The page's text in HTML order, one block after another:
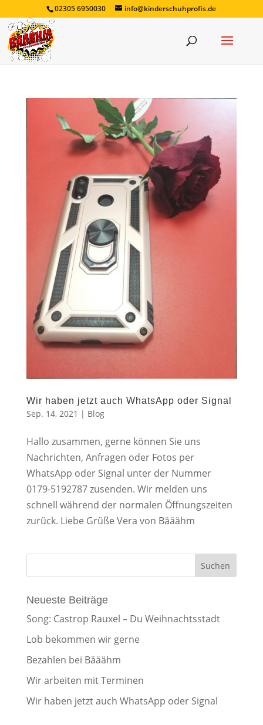
02305 6950030 info@kinderschuhprofis.de
Wir haben jetzt auch WhatsApp oder Signal
Sep. 14, 2021 | Blog
Hallo zusammen, gerne können Sie uns
Nachrichten, Anfragen oder Fotos per
WhatsApp oder Signal unter der Nummer
0179-5192787 zusenden. Wir melden uns
schnell während der normalen Öffnungszeiten
zurück. Liebe Grüße Vera von Bääähm
Neueste Beiträge
Song: Castrop Rauxel – Du Weihnachtsstadt
Lob bekommen wir gerne
Bezahlen bei Bääähm
Wir arbeiten mit Terminen
Wir haben jetzt auch WhatsApp oder Signal